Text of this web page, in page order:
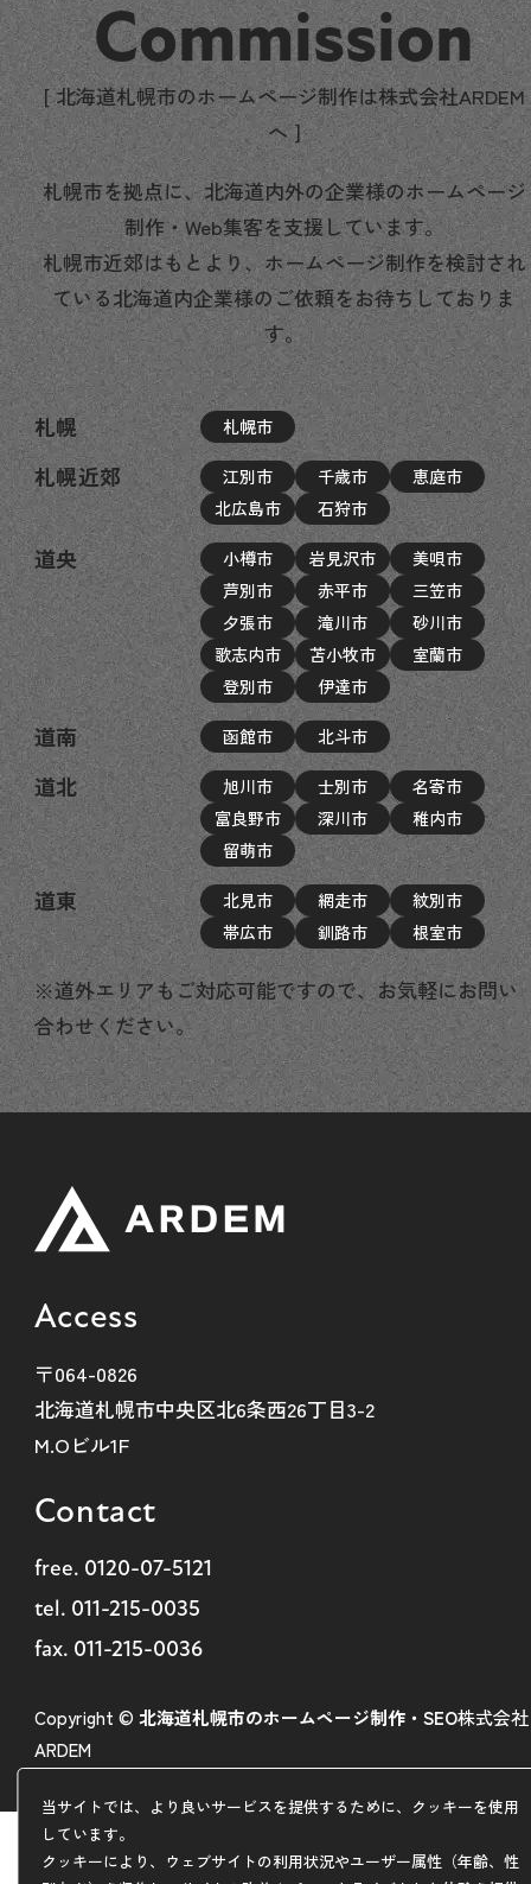
当サイトでは、より良いサービスを提供するために、クッキーを使用
しています。
クッキーにより、ウェブサイトの利用状況やユーザー属性（年齢、性
Commission
[ 北海道札幌市のホームページ制作は株式会社ARDEM
へ ]
札幌市を拠点に、北海道内外の企業様のホームページ
制作・Web集客を支援しています。
札幌市近郊はもとより、ホームページ制作を検討され
ている北海道内企業様のご依頼をお待ちしておりま
す。
札幌 札幌市
札幌近郊 江別市 千歳市
恵庭市
北広島市
石狩市
道央 小樽市 岩見沢市
美唄市
芦別市
赤平市
三笠市
夕張市
滝川市
砂川市
歌志内市
苫小牧市
室蘭市
登別市
伊達市
道南 函館市 北斗市
道北 旭川市 士別市
名寄市
富良野市
深川市
稚内市
留萌市
道東 北見市 網走市
紋別市
帯広市
釧路市 根室市
※道外エリアもご対応可能ですので、お気軽にお問い
合わせください。
Access
〒064-0826
北海道札幌市中央区北6条西26丁目3-2
M.Oビル1F
Contact
free. 0120-07-5121
tel. 011-215-0035
fax. 011-215-0036
Copyright © 北海道札幌市のホームページ制作・SEO株式会社
ARDEM